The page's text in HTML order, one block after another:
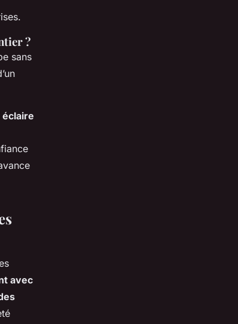
?
sans
éclaire
avec